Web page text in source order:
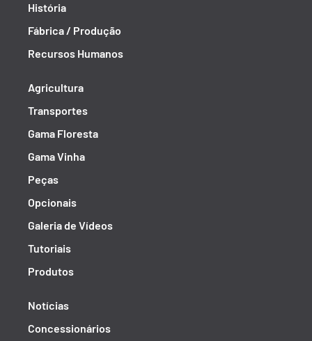
História
Fábrica / Produção
Recursos Humanos
Agricultura
Transportes
Gama Floresta
Gama Vinha
Peças
Opcionais
Galeria de Vídeos
Tutoriais
Produtos
Notícias
Concessionários